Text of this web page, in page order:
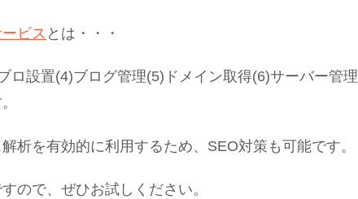
ビス とは・・・
ロ設置(4)ブログ管理(5)ドメイン取得(6)サーバー管理
析を有効的に利用するため、SEO対策も可能です。
ので、ぜひお試しください。